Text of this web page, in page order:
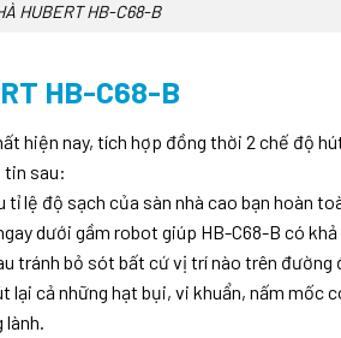
HUBERT HB-C68-B
HB-C68-B
hiện nay, tích hợp đồng thời 2 chế độ
tin sau:
độ sạch của sàn nhà cao bạn hoàn
dưới gầm robot giúp HB-C68-B có
tránh bỏ sót bất cứ vị trí nào trên đường
cả những hạt bụi, vi khuẩn, nấm